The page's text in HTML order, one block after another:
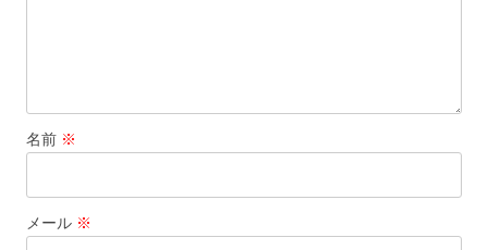
名前 ※
メール ※